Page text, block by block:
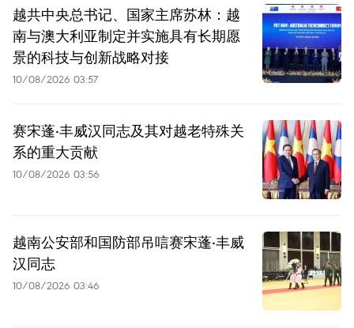
越共中央总书记、国家主席苏林：越
南与澳大利亚制定并实施具有长期愿
景的科技与创新战略对接
10/08/2026 03:57
赛宋蓬·丰威汉同志及其对越老特殊关
系的重大贡献
10/08/2026 03:56
越南公安部和国防部吊唁赛宋蓬·丰威
汉同志
10/08/2026 03:46